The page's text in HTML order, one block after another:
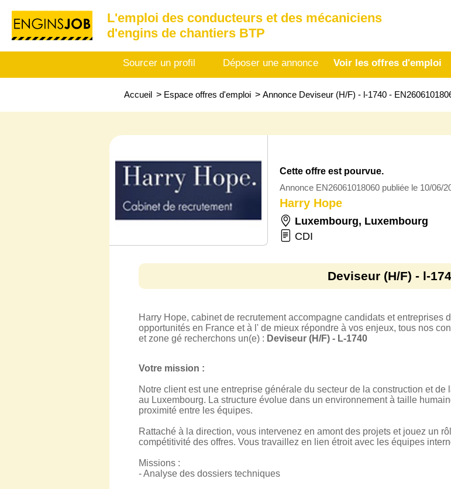
L'emploi des conducteurs et des mécaniciens
d'engins de chantiers BTP
Sourcer un profil Déposer une annonce Voir les offres d'emploi
Accueil > Espace offres d'emploi > Annonce Deviseur (H/F) - l-1740 -
Cette offre est pourvue.
Annonce EN26061018060 publiée le 10/06/
Harry Hope
Luxembourg, Luxembourg
CDI
Deviseur (H/F) - l-
Harry Hope, cabinet de recrutement accompagne candidats et entreprises
opportunités en France et à l' de mieux répondre à vos enjeux, tous nos
et zone gé recherchons un(e) : Deviseur (H/F) - L-1740
Votre mission :
Notre client est une entreprise générale du secteur de la construction et
au Luxembourg. La structure évolue dans un environnement à taille
proximité entre les équipes.
Rattaché à la direction, vous intervenez en amont des projets et jouez un
compétitivité des offres. Vous travaillez en lien étroit avec les équipes
Missions :
- Analyse des dossiers techniques